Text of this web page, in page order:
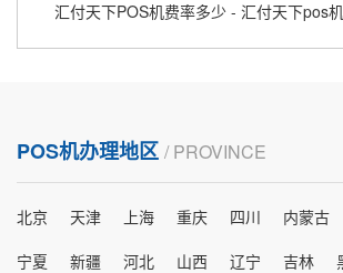
汇付天下POS机费率多少 - 汇付天下pos
POS机办理地区 / PROVINCE
北京 天津 上海 重庆 四川 内蒙古
宁夏
新疆 河北 山西 辽宁 吉林